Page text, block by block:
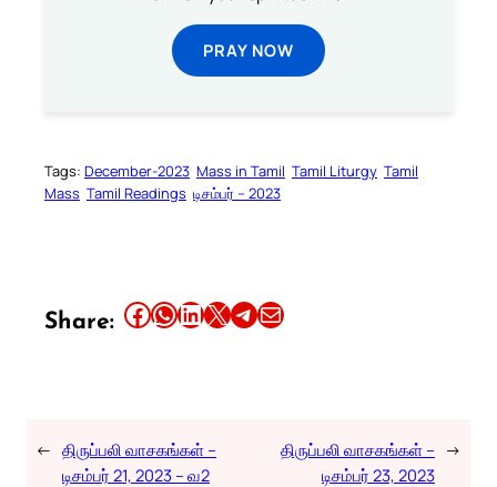
PRAY NOW
Tags: December-2023 Mass in Tamil Tamil Liturgy Tamil
Mass Tamil Readings டிசம்பர் – 2023
Share: Share this article on Facebook Share this article on WhatsApp Share this article on LinkedIn Share this article on X Share this article on TelegramEmail this Article
← திருப்பலி வாசகங்கள் –
டிசம்பர் 21, 2023 – வ2
திருப்பலி வாசகங்கள் –
டிசம்பர் 23, 2023
→